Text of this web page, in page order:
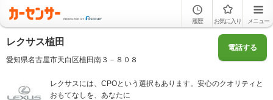
履歴 お気に入り メニュー
レクサス植田
愛知県名古屋市天白区植田南３－８０８
電話する
レクサスには、CPOという選択もあります。安心のクオリティと
おもてなしを、あなたに